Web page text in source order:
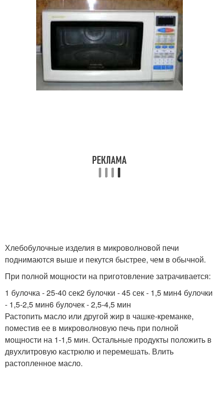
Дрожжевые булочки Булочки с кунжутом
Выпечка в
микроволновке
Сдобные булочки
Бездрожжевые булочки
Пирожки в
микроволновке
Хлебобулочные изделия в микроволновой печи
поднимаются выше и пекутся быстрее, чем в обычной.
При полной мощности на приготовление затрачивается:
1 булочка - 25-40 сек2 булочки - 45 сек - 1,5 мин4 булочки
- 1,5-2,5 мин6 булочек - 2,5-4,5 мин
Растопить масло или другой жир в чашке-креманке,
поместив ее в микроволновую печь при полной
мощности на 1-1,5 мин. Остальные продукты положить в
двухлитровую кастрюлю и перемешать. Влить
растопленное масло.